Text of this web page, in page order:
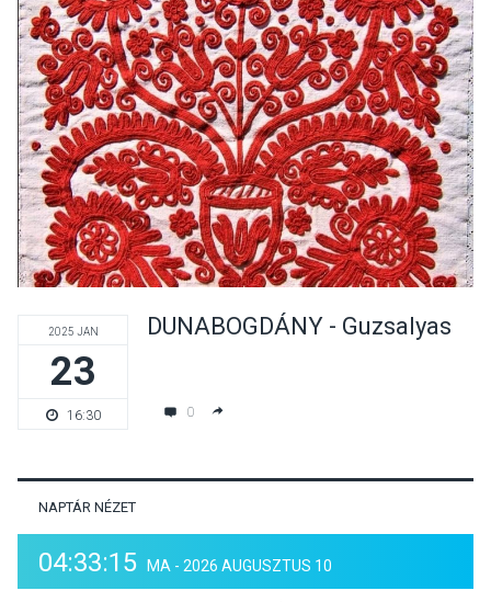
2025 JAN
23
16:30
DUNABOGDÁNY - Guzsalyas
0
NAPTÁR NÉZET
04:33:15 MA - 2026 AUGUSZTUS 10